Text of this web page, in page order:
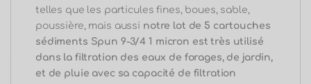
telles que les particules fines, boues, sable,
poussière, mais aussi notre lot de 5 cartouches
sédiments Spun 9-3/4 1 micron esttrès utilisé
dans la filtration des eaux de forages, de jardin,
et de pluie avec sa capacité de filtration